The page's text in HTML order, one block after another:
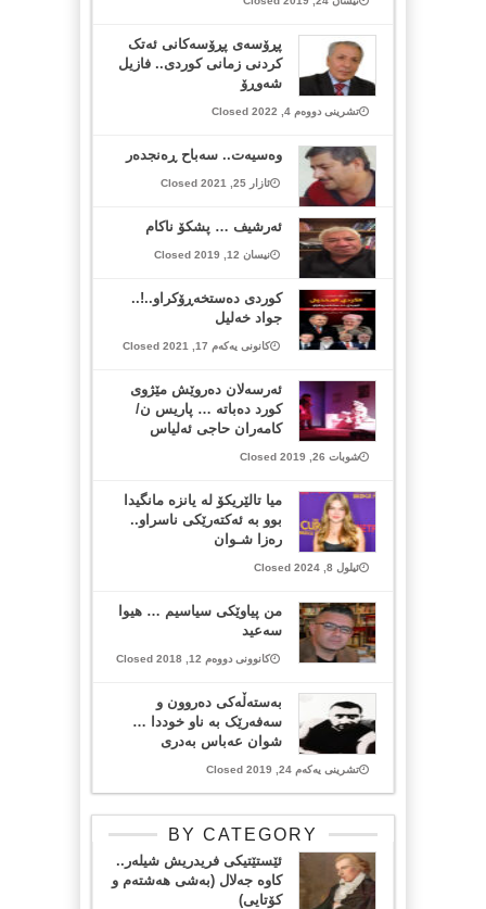
پڕۆسەی پڕۆسەکانی ئەتک
کردنی زمانی کوردی.. فازیل
شەوڕۆ
تشرینی دووەم 4, 2022 Closed
وه‌سیه‌ت.. سه‌باح ڕه‌نجده‌ر
ئازار 25, 2021 Closed
ئەرشیف … پشکۆ ناکام
نیسان 12, 2019 Closed
كوردی دەستخەڕۆکراو..!..
جواد خەلیل
کانونی یەکەم 17, 2021 Closed
ئه‌رسه‌لان ده‌روێش مێژوی
كورد ده‌باته‌ … پاریس ن/
كامه‌ران حاجی ئه‌لیاس
شوبات 26, 2019 Closed
میا تالێریکۆ لە یانزە مانگیدا
بوو بە ئەکتەرێکی ناسراو..
رەزا شـوان
ئیلول 8, 2024 Closed
من پیاوێکی سیاسیم … هیوا
سەعید
کانوونی دووەم 12, 2018 Closed
بەستەڵەکی دەروون و
سەفەرێک بە ناو خوددا …
شوان عەباس بەدری
تشرینی یەکەم 24, 2019 Closed
BY CATEGORY
ئێستێتیکی فریدریش شیلەر..
کاوە جەلال (بەشی هەشتەم و
کۆتایی)